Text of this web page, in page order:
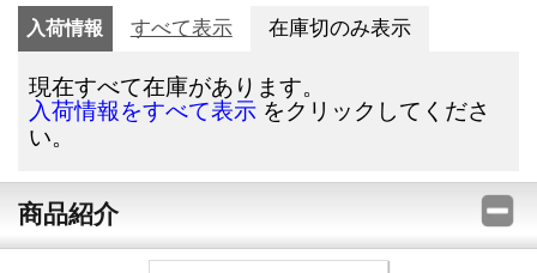
入荷情報 すべて表示 在庫切のみ表示
現在すべて在庫があります。
入荷情報をすべて表示 をクリックしてくださ
い。
商品紹介